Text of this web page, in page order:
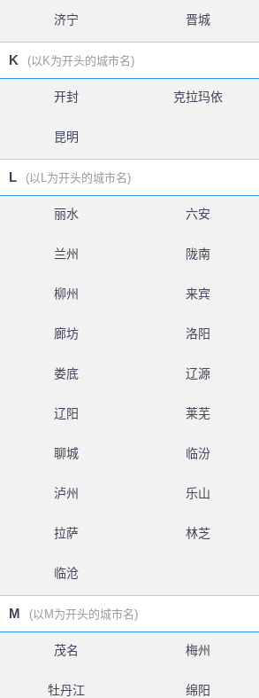
济宁 晋城
K (以K为开头的城市名)
开封 克拉玛依
昆明
L (以L为开头的城市名)
丽水 六安
兰州 陇南
柳州 来宾
廊坊 洛阳
娄底 辽源
辽阳 莱芜
聊城 临汾
泸州 乐山
拉萨 林芝
临沧
M (以M为开头的城市名)
茂名 梅州
牡丹江 绵阳